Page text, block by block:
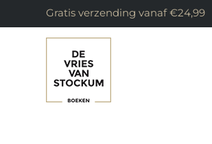
Gratis verzending vanaf €24,99